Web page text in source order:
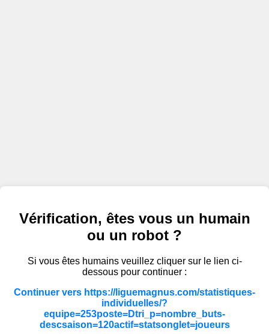
Vérification, êtes vous un humain
ou un robot ?
Si vous êtes humains veuillez cliquer sur le lien ci-
dessous pour continuer :
Continuer vers https://liguemagnus.com/statistiques-
individuelles/?
equipe=253poste=Dtri_p=nombre_buts-
descsaison=120actif=statsonglet=joueurs